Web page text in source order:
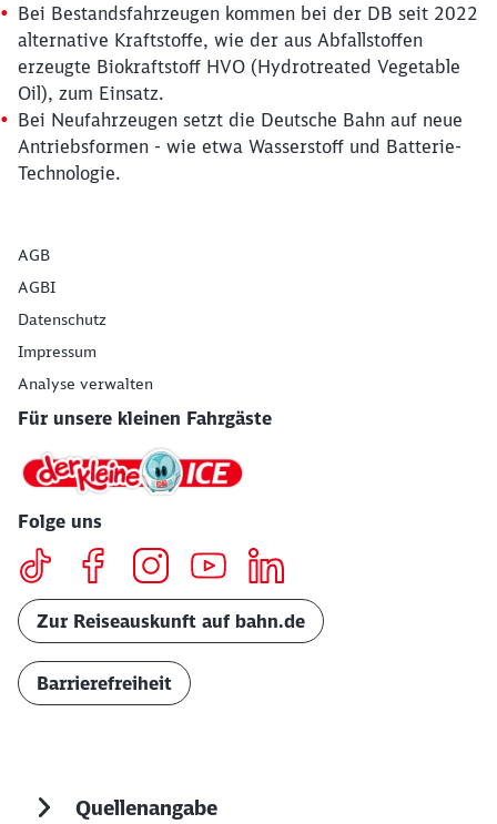
Bei Bestandsfahrzeugen kommen bei der DB seit 2022
alternative Kraftstoffe, wie der aus Abfallstoffen
erzeugte Biokraftstoff HVO (Hydrotreated Vegetable
Oil), zum Einsatz.
Bei Neufahrzeugen setzt die Deutsche Bahn auf neue
Antriebsformen - wie etwa Wasserstoff und Batterie-
Technologie.
AGB
AGBI
Datenschutz
Impressum
Analyse verwalten
Für unsere kleinen Fahrgäste
Folge uns
Zur Reiseauskunft auf bahn.de
Barrierefreiheit
Quellenangabe